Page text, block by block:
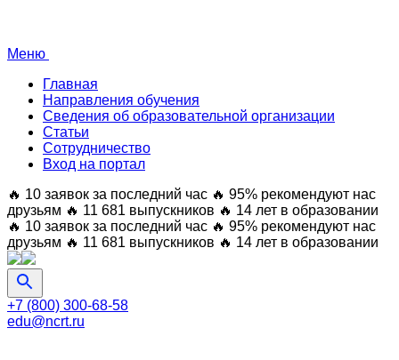
Меню
Главная
Направления обучения
Сведения об образовательной организации
Статьи
Сотрудничество
Вход на портал
🔥 10 заявок за последний час 🔥 95% рекомендуют нас
друзьям 🔥 11 681 выпускников 🔥 14 лет в образовании
🔥 10 заявок за последний час 🔥 95% рекомендуют нас
друзьям 🔥 11 681 выпускников 🔥 14 лет в образовании
+7 (800) 300-68-58
edu@ncrt.ru